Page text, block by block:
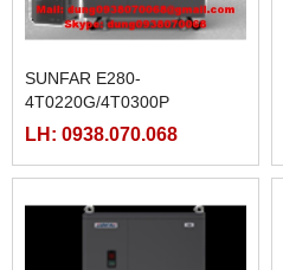
SUNFAR E280-
4T0220G/4T0300P
LH: 0938.070.068